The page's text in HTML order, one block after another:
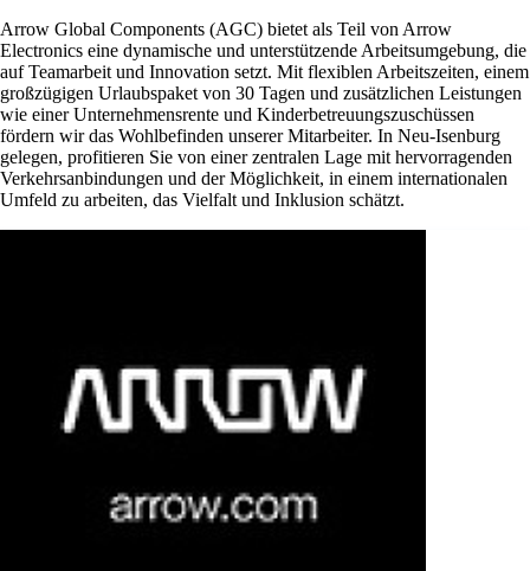
Arrow Global Components (AGC) bietet als Teil von Arrow
Electronics eine dynamische und unterstützende Arbeitsumgebung, die
auf Teamarbeit und Innovation setzt. Mit flexiblen Arbeitszeiten, einem
großzügigen Urlaubspaket von 30 Tagen und zusätzlichen Leistungen
wie einer Unternehmensrente und Kinderbetreuungszuschüssen
fördern wir das Wohlbefinden unserer Mitarbeiter. In Neu-Isenburg
gelegen, profitieren Sie von einer zentralen Lage mit hervorragenden
Verkehrsanbindungen und der Möglichkeit, in einem internationalen
Umfeld zu arbeiten, das Vielfalt und Inklusion schätzt.